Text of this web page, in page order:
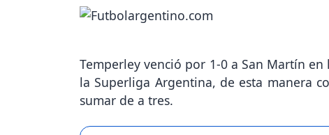
Temperley venció por 1-0 a San Martín
la Superliga Argentina, de esta manera
sumar de a tres.